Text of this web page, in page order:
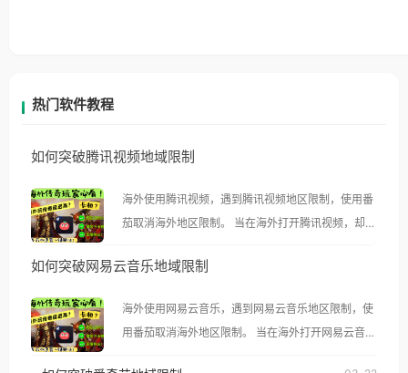
热门软件教程
如何突破腾讯视频地域限制
海外使用腾讯视频，遇到腾讯视频地区限制，使用番
茄取消海外地区限制。 当在海外打开腾讯视频，却突
示语。 海外用户如香港、澳门、台湾、美国、加拿
像其他音乐平台一样，出现地区及版权限制问题，且
仅能在中国大陆地区播放。 遇到这个问题的朋友们，
如何突破网易云音乐地域限制
海外使用网易云音乐，遇到网易云音乐地区限制，使
用番茄取消海外地区限制。 当在海外打开网易云音